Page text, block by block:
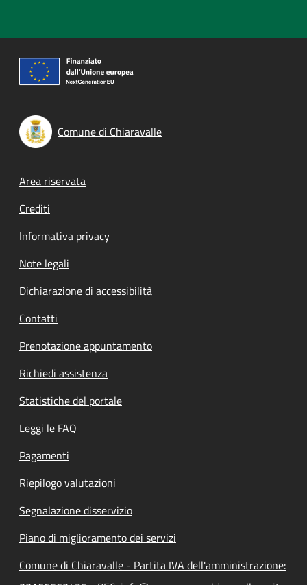
Comune di Chiaravalle
Footer menu
Area riservata
Crediti
Informativa privacy
Note legali
Dichiarazione di accessibilità
Contatti
Prenotazione appuntamento
Richiedi assistenza
Statistiche del portale
Leggi le FAQ
Pagamenti
Riepilogo valutazioni
Segnalazione disservizio
Piano di miglioramento dei servizi
Comune di Chiaravalle - Partita IVA dell'amministrazione: